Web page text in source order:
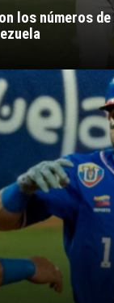
los números de